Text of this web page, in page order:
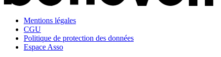
Mentions légales
CGU
Politique de protection des données
Espace Asso